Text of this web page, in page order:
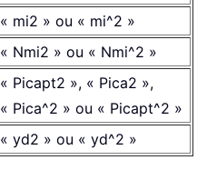
« mi2 » ou « mi^2 »
« Nmi2 » ou « Nmi^2 »
« Picapt2 », « Pica2 »,
« Pica^2 » ou « Picapt^2 »
« yd2 » ou « yd^2 »